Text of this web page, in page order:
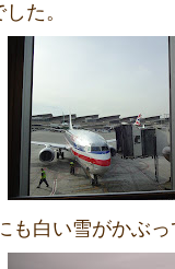
た。
も白い雪がかぶ